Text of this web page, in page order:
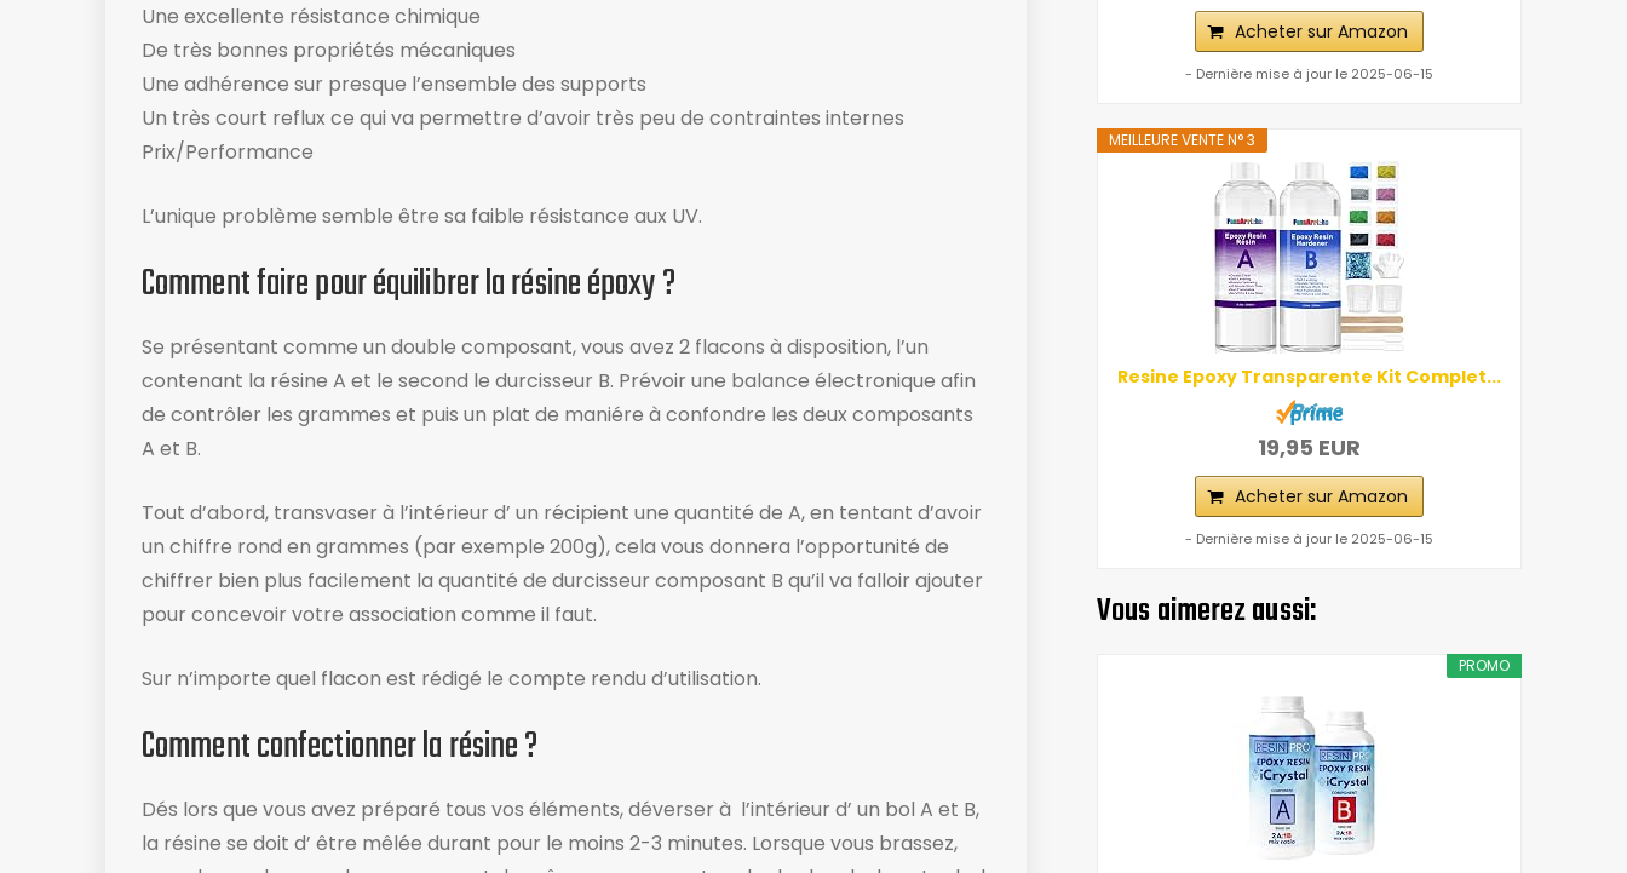
Une excellente résistance chimique
De très bonnes propriétés mécaniques
Une adhérence sur presque l’ensemble des supports
Un très court reflux ce qui va permettre d’avoir très peu de contraintes internes
Prix/Performance
L’unique problème semble être sa faible résistance aux UV.
Comment faire pour équilibrer la résine époxy ?
Se présentant comme un double composant, vous avez 2 flacons à disposition, l’un
contenant la résine A et le second le durcisseur B. Prévoir une balance électronique afin
de contrôler les grammes et puis un plat de maniére à confondre les deux composants
A et B.
Tout d’abord, transvaser à l’intérieur d’ un récipient une quantité de A, en tentant d’avoir
un chiffre rond en grammes (par exemple 200g), cela vous donnera l’opportunité de
chiffrer bien plus facilement la quantité de durcisseur composant B qu’il va falloir ajouter
pour concevoir votre association comme il faut.
Sur n’importe quel flacon est rédigé le compte rendu d’utilisation​.
Comment confectionner la résine ?
Dés lors que vous avez préparé tous vos éléments, déverser à l’intérieur d’ un bol A et B,
la résine se doit d’ être mêlée durant pour le moins 2-3 minutes. Lorsque vous brassez,
Acheter sur Amazon
- Dernière mise à jour le 2025-06-15
MEILLEURE VENTE N° 3
Resine Epoxy Transparente Kit Complet...
19,95 EUR
Acheter sur Amazon
- Dernière mise à jour le 2025-06-15
Vous aimerez aussi:
PROMO